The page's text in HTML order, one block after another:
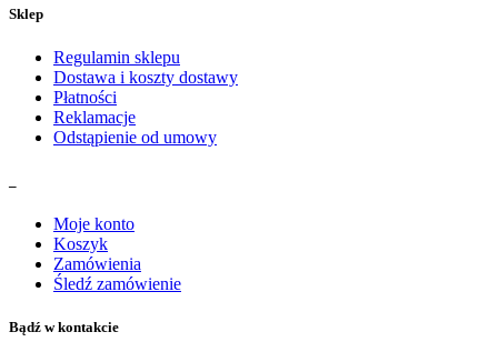
Sklep
Regulamin sklepu
Dostawa i koszty dostawy
Płatności
Reklamacje
Odstąpienie od umowy
Moje konto
Koszyk
Zamówienia
Śledź zamówienie
Bądź w kontakcie